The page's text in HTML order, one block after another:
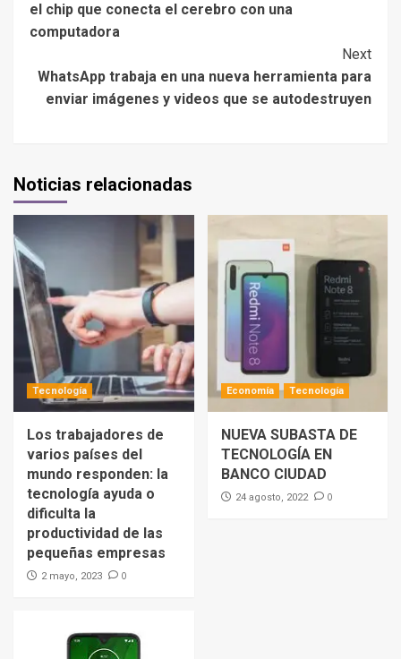
el chip que conecta el cerebro con una
computadora
Next
WhatsApp trabaja en una nueva herramienta para
enviar imágenes y videos que se autodestruyen
Noticias relacionadas
Tecnología
Los trabajadores de
varios países del
mundo responden: la
tecnología ayuda o
dificulta la
productividad de las
pequeñas empresas
2 mayo, 2023 0
Economía Tecnología
NUEVA SUBASTA DE
TECNOLOGÍA EN
BANCO CIUDAD
24 agosto, 2022 0